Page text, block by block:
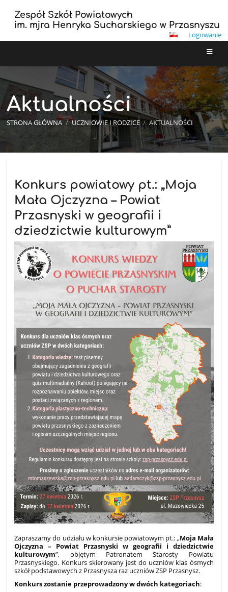
Zespół Szkół Powiatowych
im. mjra Henryka Sucharskiego w Przasnyszu
Logowanie
Aktualności
STRONA GŁÓWNA / UCZNIOWIE I RODZICE / AKTUALNOŚCI
Konkurs powiatowy pt.: „Moja
Mała Ojczyzna – Powiat
Przasnyski w geografii i
dziedzictwie kulturowym”
Zapraszamy do udziału w konkursie powiatowym pt.: „Moja Mała
Ojczyzna – Powiat Przasnyski w geografii i dziedzictwie
kulturowym”, objętym Patronatem Starosty Powiatu
Przasnyskiego. Konkurs skierowany jest do uczniów klas ósmych
szkół podstawowych z Przasnysza raz uczniów ZSP Przasnysz.
Konkurs zostanie przeprowadzony w dwóch kategoriach: